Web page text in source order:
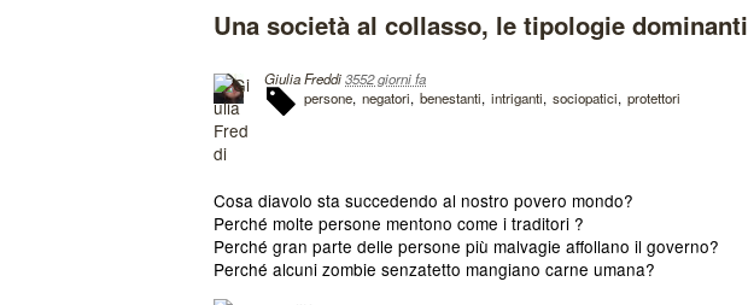
Una società al collasso, le tipologie dominanti
Giulia Freddi3552 giorni fa
persone negatori benestanti intriganti sociopatici protettori
Cosa diavolo sta succedendo al nostro povero mondo?
Perché molte persone mentono come i traditori ?
Perché gran parte delle persone più malvagie affollano il governo?
Perché alcuni zombie senzatetto mangiano carne umana?